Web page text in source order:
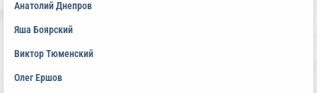
Анатолий Днепров
Яша Боярский
Виктор Тюменский
Олег Ершов